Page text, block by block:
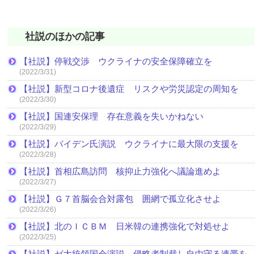
社説のほかの記事
【社説】停戦交渉 ウクライナの安全保障確立を
(2022/3/31)
【社説】新型コロナ後遺症 リスクや労災認定の周知を
(2022/3/30)
【社説】国連安保理 存在意義を失いかねない
(2022/3/29)
【社説】バイデン氏演説 ウクライナに最大限の支援を
(2022/3/28)
【社説】首相広島訪問 核抑止力強化へ議論進めよ
(2022/3/27)
【社説】Ｇ７首脳会合対露包 囲網で孤立化させよ
(2022/3/26)
【社説】北のＩＣＢＭ 日米韓の連携強化で対処せよ
(2022/3/25)